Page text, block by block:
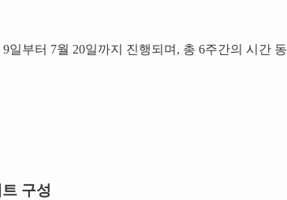
일부터 7월 20일까지 진행되며, 총 6주간의 시간 동
구성